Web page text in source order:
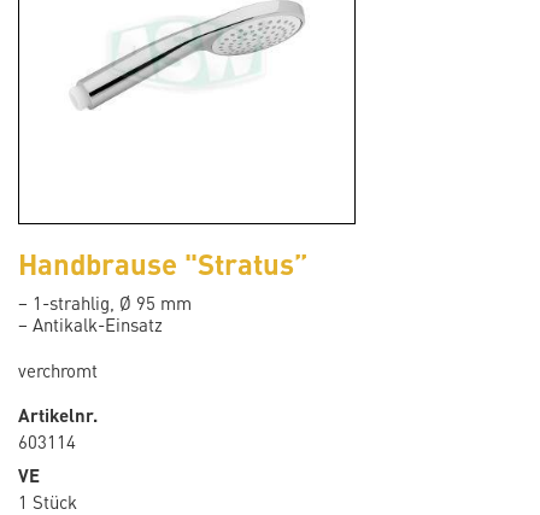
Handbrause "Stratus”
– 1-strahlig, Ø 95 mm
– Antikalk-Einsatz
verchromt
Artikelnr.
603114
VE
1 Stück